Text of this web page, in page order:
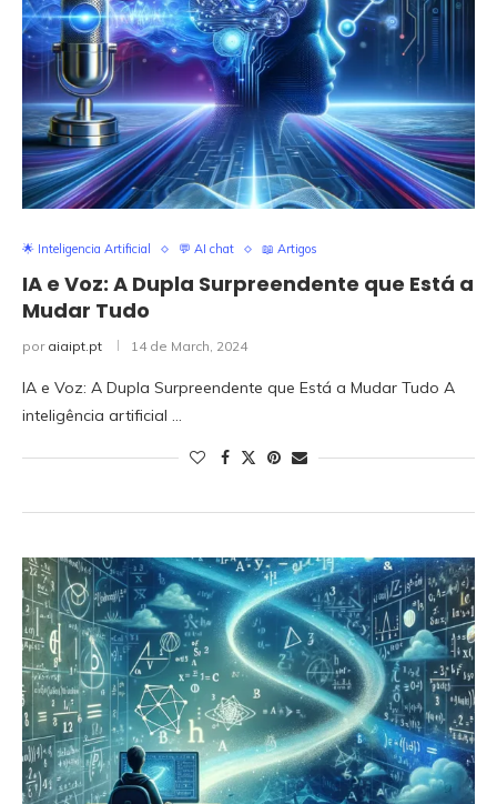
🌟 Inteligencia Artificial 💬 AI chat 📖 Artigos
IA e Voz: A Dupla Surpreendente que Está a
Mudar Tudo
por aiaipt.pt 14 de March, 2024
IA e Voz: A Dupla Surpreendente que Está a Mudar Tudo A
inteligência artificial …